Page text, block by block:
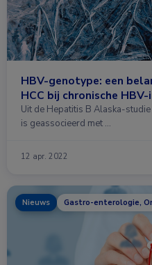
HBV-genotype: een
HCC bij chronische
Uit de Hepatitis B Alaska-
is geassocieerd met …
12 apr. 2022
Nieuws Gastro-enterologie,